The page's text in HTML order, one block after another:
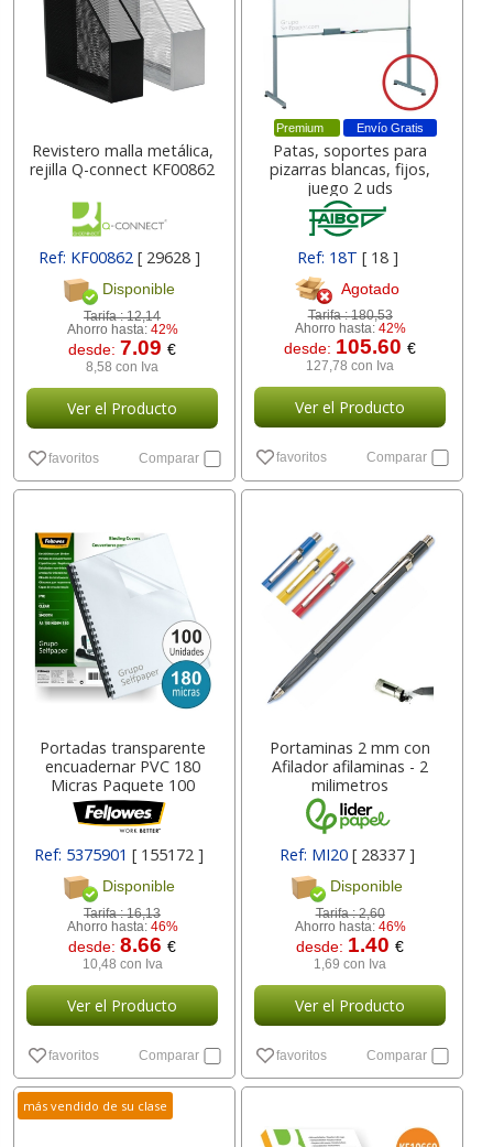
Revistero malla metálica,
rejilla Q-connect KF00862
Ref: KF00862 [ 29628 ]
Disponible
Tarifa :12,14
Ahorro hasta: 42%
desde: 7.09€
8,58 con Iva
Ver el Producto
favoritos Comparar
Envío Gratis
Premium
Patas, soportes para
pizarras blancas, fijos,
juego 2 uds
Ref: 18T [ 18 ]
Agotado
Tarifa :180,53
Ahorro hasta: 42%
desde: 105.60€
127,78 con Iva
Ver el Producto
favoritos Comparar
Portadas transparente
encuadernar PVC 180
Micras Paquete 100
Ref: 5375901[ 155172 ]
Disponible
Tarifa :16,13
Ahorro hasta: 46%
desde:8.66€
10,48 con Iva
Ver el Producto
favoritos Comparar
Portaminas 2 mm con
Afilador afilaminas - 2
milimetros
Ref: MI20 [ 28337 ]
Disponible
Tarifa :2,60
Ahorro hasta: 46%
desde: 1.40€
1,69 con Iva
Ver el Producto
favoritos Comparar
más vendido de su clase